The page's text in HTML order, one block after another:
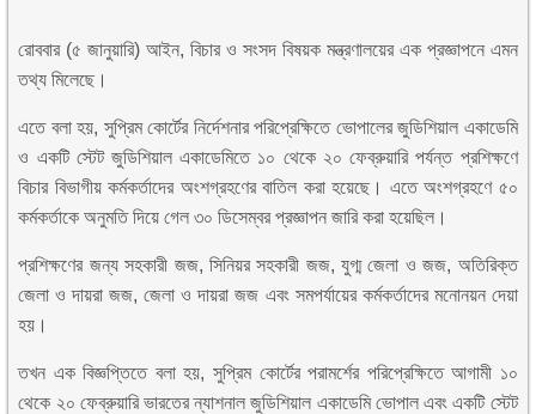
রোববার (৫ জানুয়ারি) আইন, বিচার ও সংসদ বিষয়ক মন্ত্রণালয়ের এক প্রজ্ঞাপনে এমন
তথ্য মিলেছে।
এতে বলা হয়, সুপ্রিম কোর্টের নির্দেশনার পরিপ্রেক্ষিতে ভোপালের জুডিশিয়াল একাডেমি
ও একটি স্টেট জুডিশিয়াল একাডেমিতে ১০ থেকে ২০ ফেব্রুয়ারি পর্যন্ত প্রশিক্ষণে
বিচার বিভাগীয় কর্মকর্তাদের অংশগ্রহণের বাতিল করা হয়েছে। এতে অংশগ্রহণে ৫০
কর্মকর্তাকে অনুমতি দিয়ে গেল ৩০ ডিসেম্বর প্রজ্ঞাপন জারি করা হয়েছিল।
প্রশিক্ষণের জন্য সহকারী জজ, সিনিয়র সহকারী জজ, যুগ্ম জেলা ও জজ, অতিরিক্ত
জেলা ও দায়রা জজ, জেলা ও দায়রা জজ এবং সমপর্যায়ের কর্মকর্তাদের মনোনয়ন দেয়া
হয়।
তখন এক বিজ্ঞপ্তিতে বলা হয়, সুপ্রিম কোর্টের পরামর্শের পরিপ্রেক্ষিতে আগামী ১০
থেকে ২০ ফেব্রুয়ারি ভারতের ন্যাশনাল জুডিশিয়াল একাডেমি ভোপাল এবং একটি স্টেট